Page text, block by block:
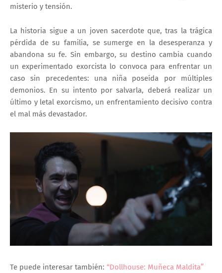
misterio y tensión.
La historia sigue a un joven sacerdote que, tras la trágica
pérdida de su familia, se sumerge en la desesperanza y
abandona su fe. Sin embargo, su destino cambia cuando
un experimentado exorcista lo convoca para enfrentar un
caso sin precedentes: una niña poseída por múltiples
demonios. En su intento por salvarla, deberá realizar un
último y letal exorcismo, un enfrentamiento decisivo contra
el mal más devastador.
Te puede interesar también: “Dollhouse: Muñeca Maldita”